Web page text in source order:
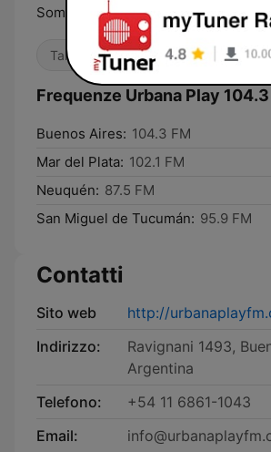
Somos la radio que ves
Talk show
Frequenze Urbana Play 104.3
Buenos Aires: 104.3 FM
Mar del Plata: 102.1 FM
Neuquén: 87.5 FM
San Miguel de Tucumán: 95.9 FM
Contatti
Sito web
http://
Indirizzo:
Ravignani 1493,
Argentina
Telefono:
+54 11 6861-1043
Email: